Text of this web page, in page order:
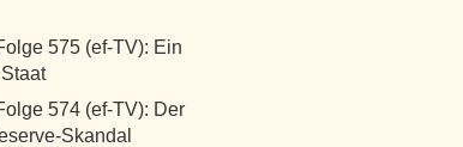
575 (ef-TV): Ein
574 (ef-TV): Der
Skandal